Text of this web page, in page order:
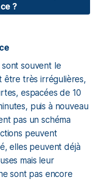
?
souvent le
être très irrégulières,
espacées de 10
puis à nouveau
pas un schéma
peuvent
elles peuvent déjà
mais leur
sont pas encore